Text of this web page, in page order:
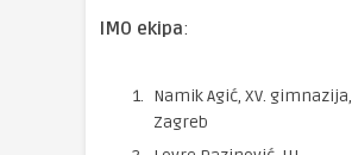
IMO ekipa:
Namik Agić, XV. gimnazija,
Zagreb